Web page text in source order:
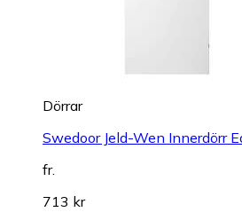
Dörrar
Swedoor Jeld-Wen Innerdörr
fr.
713 kr